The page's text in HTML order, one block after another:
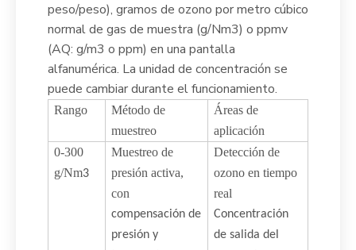
peso/peso), gramos de ozono por metro cúbico
normal de gas de muestra (g/Nm3) o ppmv
(AQ: g/m3 o ppm) en una pantalla
alfanumérica. La unidad de concentración se
puede cambiar durante el funcionamiento.
Rango
Método de
muestreo
Áreas de
aplicación
0-300
g/Nm3
Muestreo de
presión activa,
con
compensación de
presión y
Detección de
ozono en tiempo
real
Concentración
de salidadel